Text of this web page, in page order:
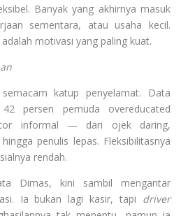
Banyak yang akhirnya masuk
sementara, atau usaha kecil.
motivasi yang paling kuat.
katup penyelamat. Data
persen pemuda overeducated
informal — dari ojek daring,
penulis lepas. Fleksibilitasnya
rendah.
Dimas, kini sambil mengantar
Ia bukan lagi kasir, tapi driver